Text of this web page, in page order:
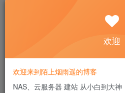
欢迎
欢迎来到陌上烟雨遥的博客
NAS、云服务器 建站 从小白到大神